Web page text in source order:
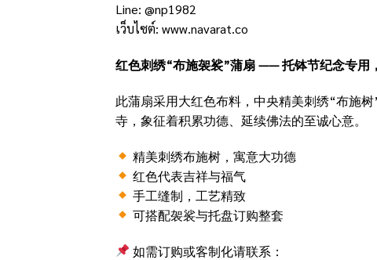
Line: @np1982
เว็บไซต์: www.navarat.co
红色刺绣“布施袈裟”蒲扇 —— 托钵节纪念专用
此蒲扇采用大红色布料，中央精美刺绣“布施
寺，象征着积累功德、延续佛法的至诚心意。
精美刺绣布施树，寓意大功德
红色代表吉祥与福气
手工缝制，工艺精致
可搭配袈裟与托盘订购整套
如需订购或客制化请联系：